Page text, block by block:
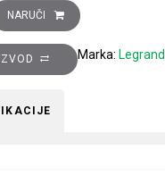
16A, 1NO, 250VAC količina
NARUČI
Marka: Legrand